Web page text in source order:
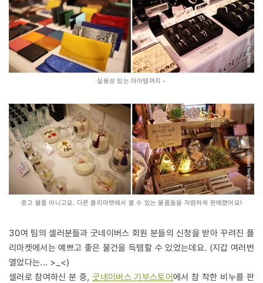
실용성 있는 아이템까지 -
중고 물품 아니고요. 다른 플리마켓에서 볼 수 있는 물품들을 저렴하게 판매했어요!
30여 팀의 셀러분들과 굿네이버스 회원 분들의 신청을 받아 꾸려진 플
리마켓에서는 예쁘고 좋은 물건을 득템할 수 있었는데요. (지갑 여러번
열었다는... >_<)
셀러로 참여하신 분 중,굿네이버스 기부스토어에서 참 착한 비누를 판